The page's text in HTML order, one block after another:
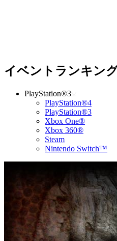
イベントランキン
PlayStation®3
PlayStation®4
PlayStation®3
Xbox One®
Xbox 360®
Steam
Nintendo Switch™